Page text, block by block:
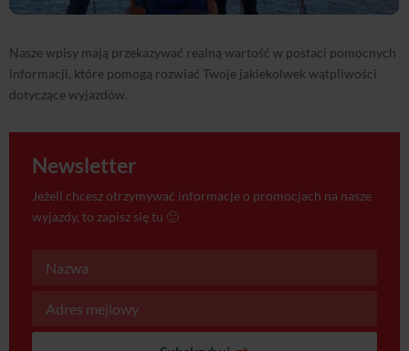
Newsletter
Jeżeli chcesz otrzymywać informacje o promocjach na nasze
wyjazdy, to zapisz się tu 🙂
Ostatnie wpisy